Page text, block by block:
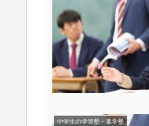
中学生の学習塾・進学塾